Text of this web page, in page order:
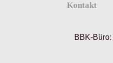
Kontakt
BBK-Büro: